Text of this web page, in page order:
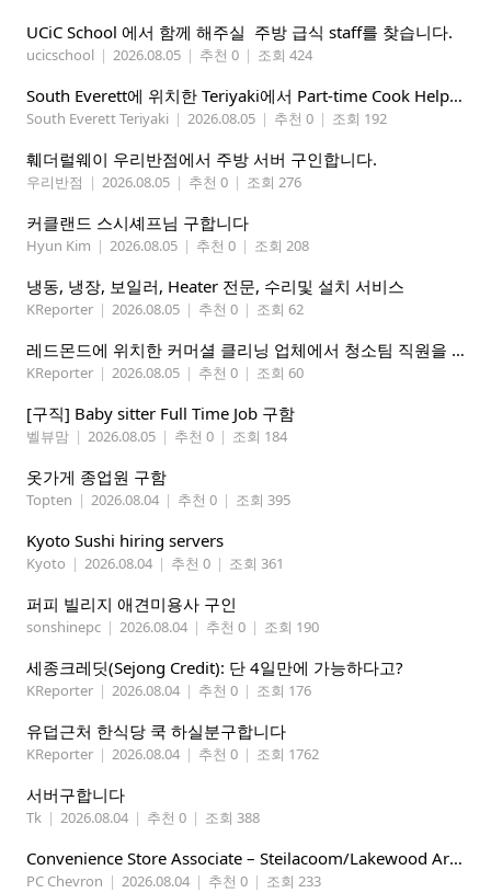
UCiC School 에서 함께 해주실 주방 급식 staff를 찾습니다.
ucicschool | 2026.08.05 | 추천 0 | 조회 424
South Everett에 위치한 Teriyaki에서 Part-time Cook Helper 구합니다. Mon-Sat, 4:00 pm-8:30 pm
South Everett Teriyaki | 2026.08.05 | 추천 0 | 조회 192
훼더럴웨이 우리반점에서 주방 서버 구인합니다.
우리반점 | 2026.08.05 | 추천 0 | 조회 276
커클랜드 스시셰프님 구합니다
Hyun Kim | 2026.08.05 | 추천 0 | 조회 208
냉동, 냉장, 보일러, Heater 전문, 수리및 설치 서비스
KReporter | 2026.08.05 | 추천 0 | 조회 62
레드몬드에 위치한 커머셜 클리닝 업체에서 청소팀 직원을 모집합니다.
KReporter | 2026.08.05 | 추천 0 | 조회 60
[구직] Baby sitter Full Time Job 구함
벨뷰맘 | 2026.08.05 | 추천 0 | 조회 184
옷가게 종업원 구함
Topten | 2026.08.04 | 추천 0 | 조회 395
Kyoto Sushi hiring servers
Kyoto | 2026.08.04 | 추천 0 | 조회 361
퍼피 빌리지 애견미용사 구인
sonshinepc | 2026.08.04 | 추천 0 | 조회 190
세종크레딧(Sejong Credit): 단 4일만에 가능하다고?
KReporter | 2026.08.04 | 추천 0 | 조회 176
유덥근처 한식당 쿡 하실분구합니다
KReporter | 2026.08.04 | 추천 0 | 조회 1762
서버구합니다
Tk | 2026.08.04 | 추천 0 | 조회 388
Convenience Store Associate – Steilacoom/Lakewood Area, $19 -$21/hr
PC Chevron | 2026.08.04 | 추천 0 | 조회 233